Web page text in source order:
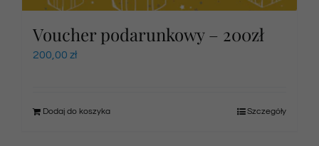
Voucher podarunkowy – 200zł
200,00 zł
Dodaj do koszyka Szczegóły